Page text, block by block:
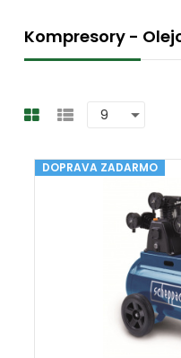
Kompresory -
DOPRAVA ZADARMO